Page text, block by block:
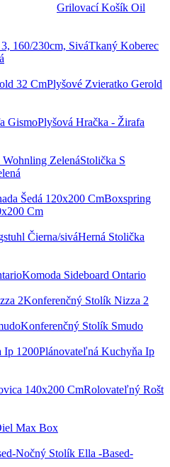
Grilovací Košík Oil
Tkaný Koberec
Plyšové Zvieratko Gerold
Plyšová Hračka - Žirafa
Stolička S
Boxspring
Cm
Herná Stolička
Komoda Sideboard Ontario
Konferenčný Stolík Nizza 2
Konferenčný Stolík Smudo
Plánovateľná Kuchyňa Ip
Rolovateľný Rošt
Max Box
Nočný Stolík Ella -Based-